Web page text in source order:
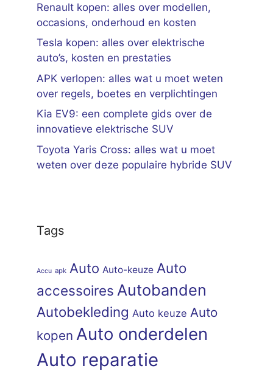
Renault kopen: alles over modellen,
occasions, onderhoud en kosten
Tesla kopen: alles over elektrische
auto’s, kosten en prestaties
APK verlopen: alles wat u moet weten
over regels, boetes en verplichtingen
Kia EV9: een complete gids over de
innovatieve elektrische SUV
Toyota Yaris Cross: alles wat u moet
weten over deze populaire hybride SUV
Tags
Accu apk Auto Auto-keuze Auto
accessoires Autobanden
Autobekleding Auto keuze Auto
kopen Auto onderdelen
Auto reparatie